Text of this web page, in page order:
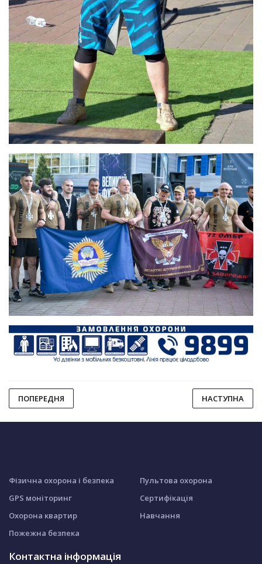
ПОПЕРЕДНЯ НАСТУПНА
Фізична охорона і безпека
GPS моніторинг
Охорона квартир
Пожежна безпека
Пультова охорона
Сертифікація
Навчання
Контактна інформація